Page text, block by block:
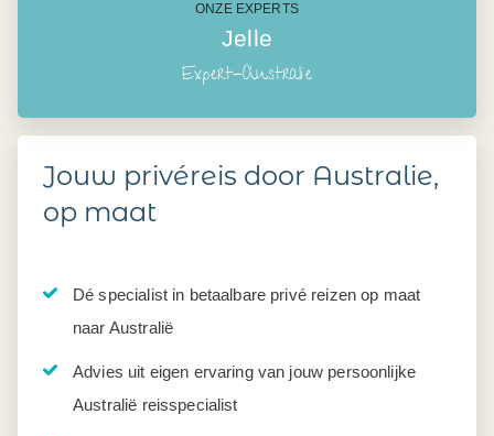
ONZE EXPERTS
Jelle
Expert-Australie
Jouw privéreis door Australie,
op maat
Dé specialist in betaalbare privé reizen op maat
naar Australië
Advies uit eigen ervaring van jouw persoonlijke
Australië reisspecialist